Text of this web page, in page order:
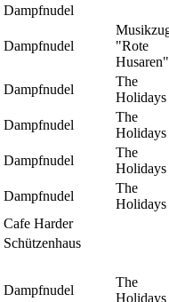
Dampfnudel
Dampfnudel
"Rote
Husaren"
Dampfnudel
The
Holidays
Dampfnudel
The
Holidays
Dampfnudel
The
Holidays
Dampfnudel
The
Holidays
Cafe Harder
Schützenhaus
Dampfnudel
The
Holidays